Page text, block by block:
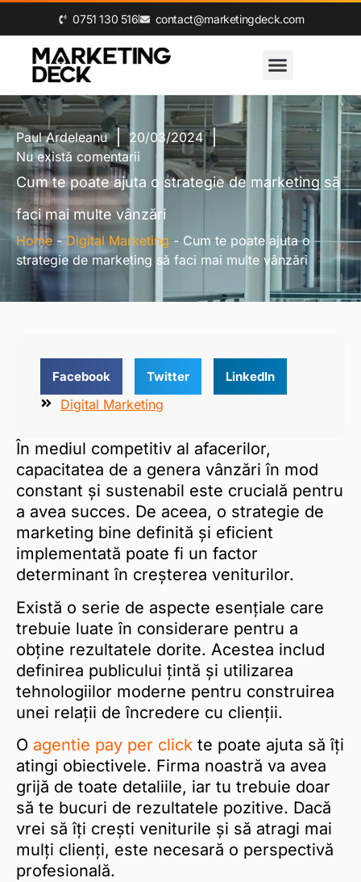
0‪751 130 516‬ contact@marketingdeck.com
Paul Ardeleanu
20/03/2024
Nu există comentarii
Cum te poate ajuta o strategie de marketing să
faci mai multe vânzări
Home-Digital Marketing - Cum te poate ajuta o
strategie de marketing să faci mai multe vânzări
Digital Marketing
Facebook Twitter LinkedIn
În mediul competitiv al afacerilor,
capacitatea de a genera vânzări în mod
constant și sustenabil este crucială pentru
a avea succes. De aceea, o strategie de
marketing bine definită și eficient
implementată poate fi un factor
determinant în creșterea veniturilor.
Există o serie de aspecte esențiale care
trebuie luate în considerare pentru a
obține rezultatele dorite. Acestea includ
definirea publicului țintă și utilizarea
tehnologiilor moderne pentru construirea
unei relații de încredere cu clienții.
O agentie pay per click te poate ajuta să îți
atingi obiectivele. Firma noastră va avea
grijă de toate detaliile, iar tu trebuie doar
să te bucuri de rezultatele pozitive. Dacă
vrei să îți crești veniturile și să atragi mai
mulți clienți, este necesară o perspectivă
profesională.